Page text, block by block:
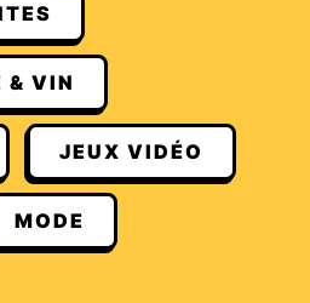
& VIN
JEUX VIDÉO
MODE